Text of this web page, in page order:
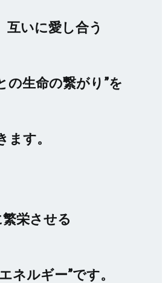
互いに愛し合う
の生命の繋がり”を
す。
繁栄させる
ネルギー”です。